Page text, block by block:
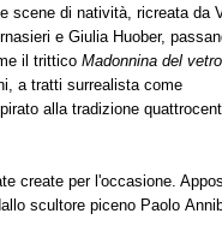
scene di natività, ricreata da
e Giulia Huober,
il trittico Madonnina del
a tratti surrealista come
alla tradizione
create per l'occasione.
scultore piceno Paolo